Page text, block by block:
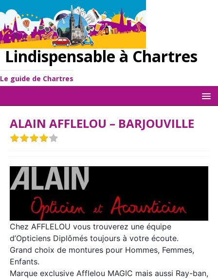
Lindispensable à Chartres
Le guide de Chartres
ALAIN AFFLELOU – BARJOUVILLE
Chez AFFLELOU vous trouverez une équipe
d’Opticiens Diplômés toujours à votre écoute.
Grand choix de montures pour Hommes, Femmes,
Enfants.
Marque exclusive Afflelou MAGIC mais aussi Ray-ban,